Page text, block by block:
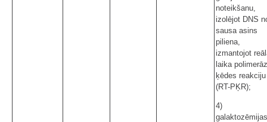
noteikšanu,
izolējot DNS
sausa asins
piliena,
izmantojot
laika
ķēdes reakciju
(RT-PĶR);
4)
galaktozēmijas